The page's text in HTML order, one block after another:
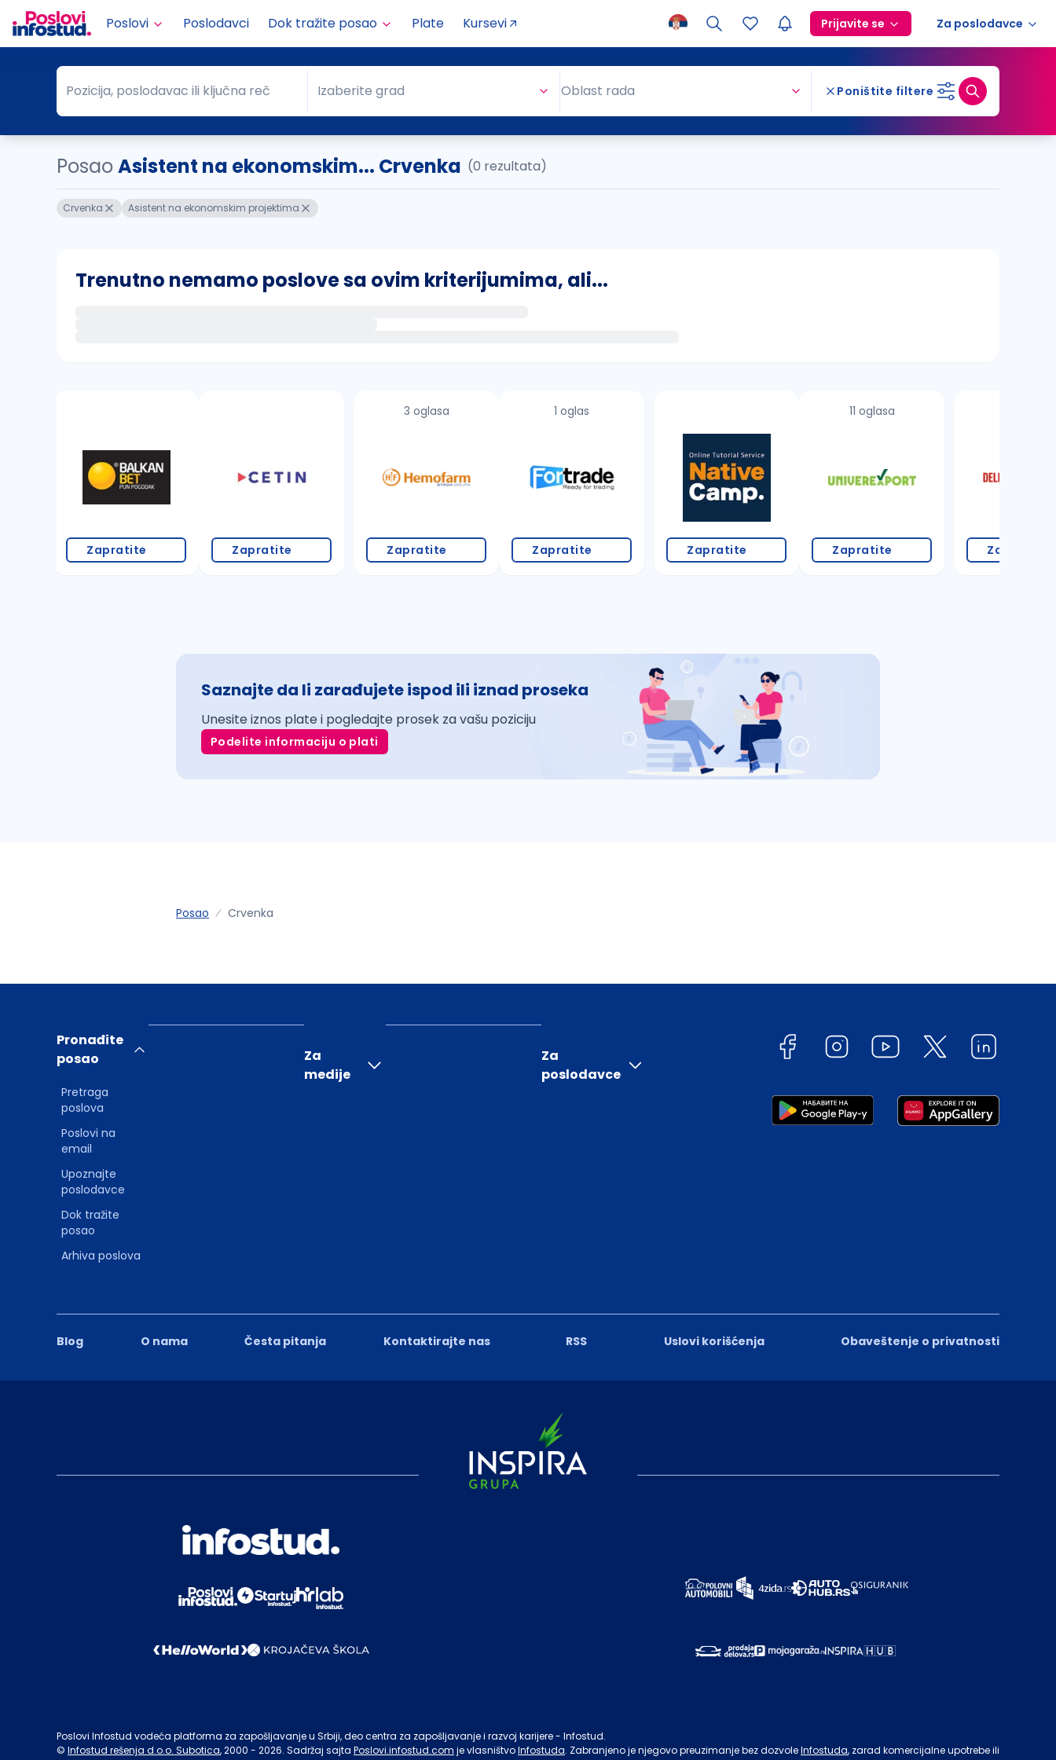
Poslovi Poslodavci Dok tražite posao Plate Kursevi Prijavite se Za poslodavce
Pozicija, poslodavac ili ključna reč
Pozicija, poslodavac ili ključna reč Grad
Izaberite grad Oblast rada Poništite filtere
PosaoAsistent na ekonomskim... Crvenka (0 rezultata)
Crvenka Asistent na ekonomskim projektima
Trenutno nemamo poslove sa ovim kriterijumima, ali...
proverite pravopisne greške (koristite č, ć, š, đ, ž, dž)
povećajte radijus za odabrani grad
Zapratite Zapratite
3 oglasa
Zapratite
1 oglas
Zapratite Zapratite
11 oglasa
Zapratite Zapratite
Saznajte da li zarađujete ispod ili iznad proseka
Unesite iznos plate i pogledajte prosek za vašu poziciju
Podelite informaciju o plati
Posao Crvenka
Blog O nama Česta pitanja Kontaktirajte nas RSS Uslovi korišćenja Obaveštenje o privatnosti
Pronađite
posao
Pretraga
poslova
Poslovi na
email
Upoznajte
poslodavce
Dok tražite
posao
Arhiva poslova
Za
medije
Za
poslodavce
Poslovi Infostud vodeća platforma za zapošljavanje u Srbiji, deo centra za zapošljavanje i razvoj karijere - Infostud.
© Infostud rešenja d.o.o. Subotica, 2000 - 2026. Sadržaj sajta Poslovi.infostud.com je vlasništvoInfostuda. Zabranjeno je njegovo preuzimanje bez dozvoleInfostuda, zarad komercijalne upotrebe ili